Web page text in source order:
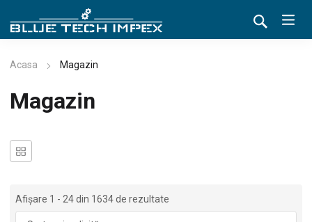
Acasa Magazin
Magazin
Afișare 1 - 24 din 1634 de rezultate